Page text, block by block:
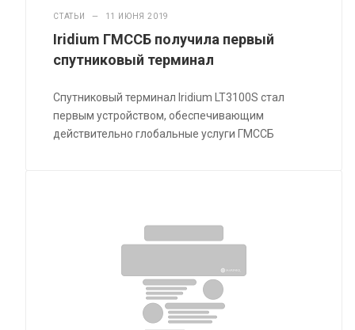
СТАТЬИ — 11 ИЮНЯ 2019
Iridium ГМССБ получила первый
спутниковый терминал
Спутниковый терминал Iridium LT3100S стал
первым устройством, обеспечивающим
действительно глобальные услуги ГМССБ